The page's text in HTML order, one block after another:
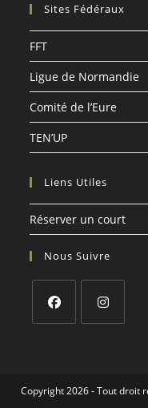
Sites Fédéraux
FFT
Ligue de Normandie
Comité de l’Eure
TEN’UP
Liens Utiles
Réserver un court
Nous Suivre
nouvel
nouvel
Copyright 2026 - Tout droit